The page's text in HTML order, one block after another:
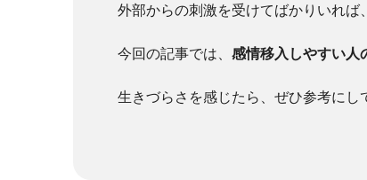
外部からの刺激を受けてばかりいれば
今回の記事では、 感情移入しやすい人
生きづらさを感じたら、ぜひ参考にし